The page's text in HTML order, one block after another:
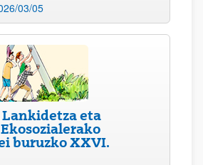
03/05
Lankidetza eta
buruzko XXVI.